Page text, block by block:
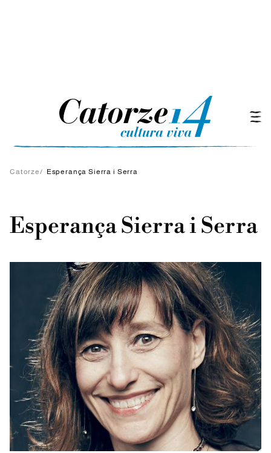
Catorze/ Esperança Sierra i Serra
Esperança Sierra i Serra